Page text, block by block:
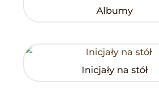
Albumy
Inicjały na stół